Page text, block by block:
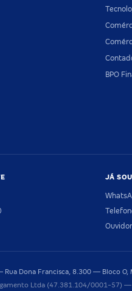
BPO
JÁ
Rua Dona Francisca, 8.300 — Bloco
Ltda (47.381.104/0001-57)